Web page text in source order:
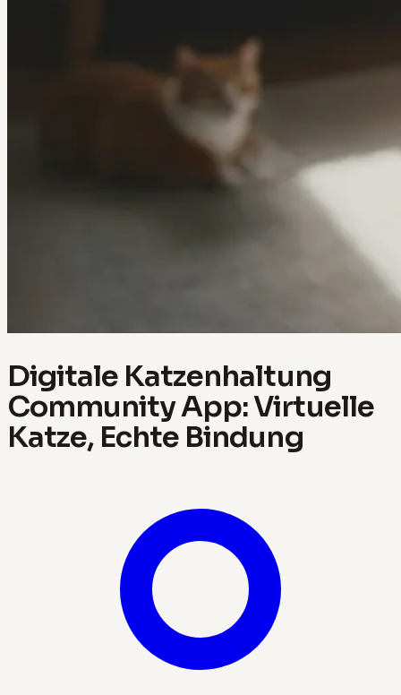
Digitale Katzenhaltung
Community App: Virtuelle
Katze, Echte Bindung